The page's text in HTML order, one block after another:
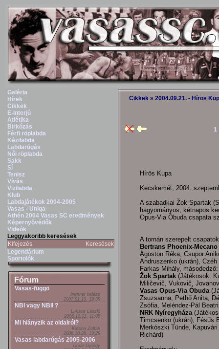
Galéria
Hírek
Cikkek
E-Interjú
Atlétika
Birkózás
Férfi röplabda
Kézilabda
Labdarúgás
Női röplabda
Sakk
Sí
Tenisz
Vívás
Vizilabda
Klub
Labdajátékok 2004-2005
Vasas - Uniqa
Athén 2004 Vasas SC eredmények
Képernyővédők
Videók
Leggyakoribb keresések
Kifejezés
Keresések
Legendárium
Sportolók
Fórum
Vasas-függö
brenner balázs
2007.01.10. 19:39
NBI vagy NBII ?
Lukács László
2006.12.21. 11:05
Mi hiányzik az oldalról?
Katona Zoltán
2006.10.28. 19:29
Vasas labdarúgás 2005-2006
Timár György
Cikkek » 2004.09.21. - Hírös
1
Hírös Kupa
Kecskemét, 2004.
A szabadkai Žok Spartak
hagyományos, kétnapos
Opus-Via Óbuda csapata
A tornán szerepelt csapatok
Bertrans Phoenix-
Ágoston Réka, Csupor
Andruszenko (ukrán),
Farkas Mihály,
Žok Spartak(Játékosok:
Miličevič, Vukovič,
Vasas Opus-Via Óbuda
Zsuzsanna, Pethő Anita,
Zsófia, Meléndez-Pál
NRK Nyíregyháza
Timcsenko (ukrán), Fésűs
Merkószki Tünde,
Richárd)